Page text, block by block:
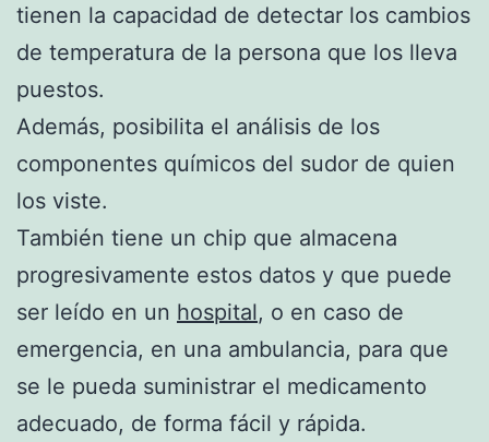
tienen la capacidad de detectar los cambios
de temperatura de la persona que los lleva
puestos.
Además, posibilita el análisis de los
componentes químicos del sudor de quien
los viste.
También tiene un chip que almacena
progresivamente estos datos y que puede
ser leído en un hospital, o en caso de
emergencia, en una ambulancia, para que
se le pueda suministrar el medicamento
adecuado, de forma fácil y rápida.